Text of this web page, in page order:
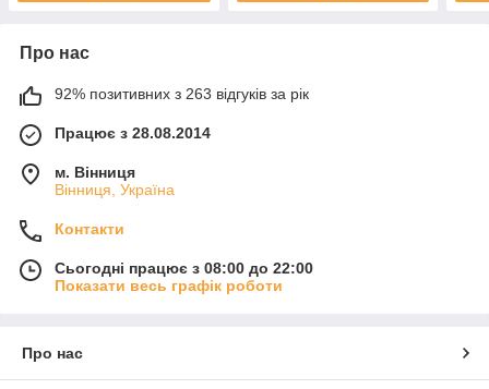
Про нас
92% позитивних з 263 відгуків за рік
Працює з 28.08.2014
м. Вінниця
Вінниця, Україна
Контакти
Сьогодні працює з 08:00 до 22:00
Показати весь графік роботи
Про нас